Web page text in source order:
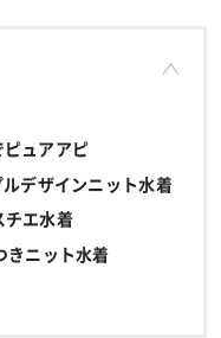
ュアアピ
ルデザインニット水着
チエ水着
きニット水着